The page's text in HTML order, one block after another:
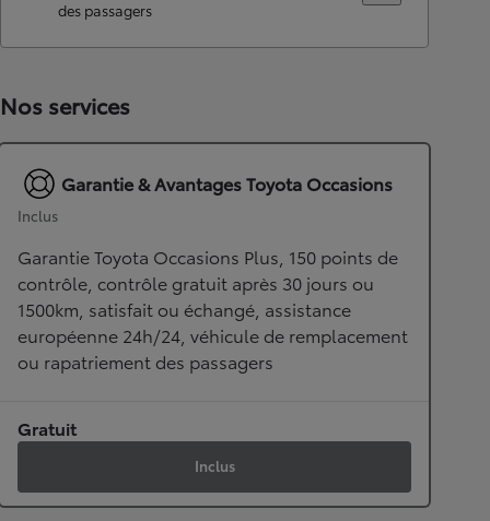
des passagers
Nos services
Garantie & Avantages Toyota Occasions
Inclus
Garantie Toyota Occasions Plus, 150 points de
contrôle, contrôle gratuit après 30 jours ou
1500km, satisfait ou échangé, assistance
européenne 24h/24, véhicule de remplacement
ou rapatriement des passagers
Gratuit
Inclus